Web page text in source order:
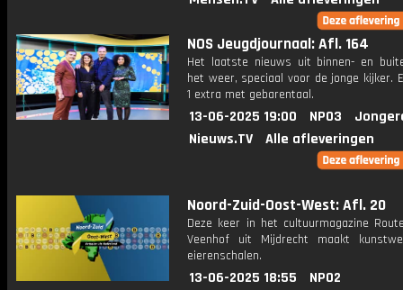
NOS Jeugdjournaal: Afl. 164
Het laatste nieuws uit binnen- en
het weer, speciaal voor de jonge kijker.
1 extra met gebarentaal.
13-06-2025 19:00 NPO3
Nieuws.TV
Alle afleveringen
Noord-Zuid-Oost-West: Afl. 20
Deze keer in het cultuurmagazine
Veenhof uit Mijdrecht maakt
eierenschalen.
13-06-2025 18:55
NPO2